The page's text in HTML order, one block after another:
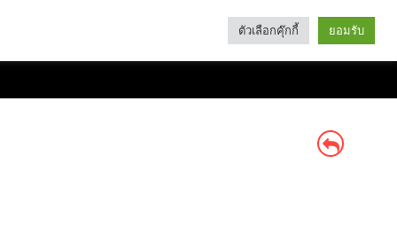
Categories
ตัวเลือกคุ๊กกี้ ยอมรับ